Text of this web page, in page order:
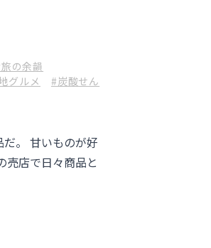
の余韻
グルメ
#炭酸せん
。 甘いものが好
売店で日々商品と